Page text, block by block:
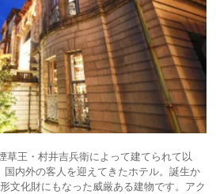
草王・村井吉兵衛によって建てられて以
内外の客人を迎えてきたホテル。誕生か
文化財にもなった威厳ある建物です。アク